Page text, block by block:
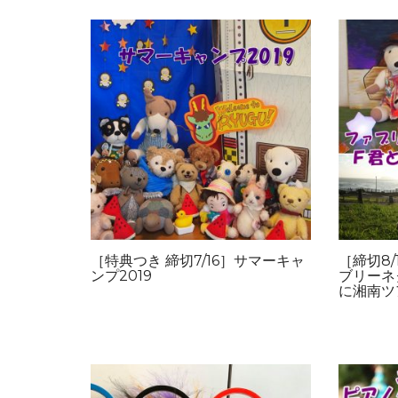
［特典つき 締切7/16］サマーキャ
ンプ2019
［締切
ブリー
に湘南